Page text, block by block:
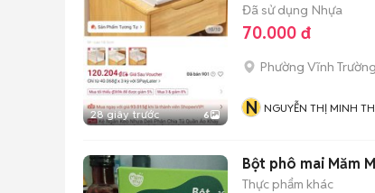
28 giây trước 6
Đã sử dụng Nhựa
70.000 đ
Phường Vĩnh Trường
N NGUYỄN THỊ MINH
Bột phô mai Măm
Thực phẩm khác